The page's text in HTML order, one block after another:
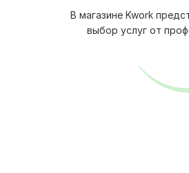
В магазине Kwork
выбор услуг от